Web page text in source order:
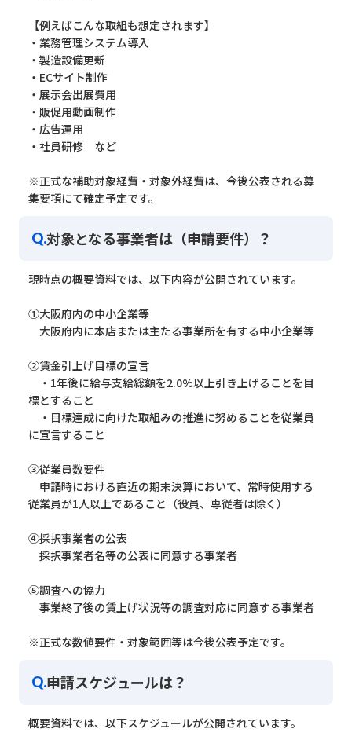
【例えばこんな取組も想定されます】
・業務管理システム導入
・製造設備更新
・ECサイト制作
・展示会出展費用
・販促用動画制作
・広告運用
・社員研修 など
※正式な補助対象経費・対象外経費は、今後公表される募
集要項にて確定予定です。
Q.対象となる事業者は（申請要件）？
現時点の概要資料では、以下内容が公開されています。
①大阪府内の中小企業等
大阪府内に本店または主たる事業所を有する中小企業等
②賃金引上げ目標の宣言
・1年後に給与支給総額を2.0%以上引き上げることを目
標とすること
・目標達成に向けた取組みの推進に努めることを従業員
に宣言すること
③従業員数要件
申請時における直近の期末決算において、常時使用する
従業員が1人以上であること（役員、専従者は除く）
④採択事業者の公表
採択事業者名等の公表に同意する事業者
⑤調査への協力
事業終了後の賃上げ状況等の調査対応に同意する事業者
※正式な数値要件・対象範囲等は今後公表予定です。
Q.申請スケジュールは？
概要資料では、以下スケジュールが公開されています。